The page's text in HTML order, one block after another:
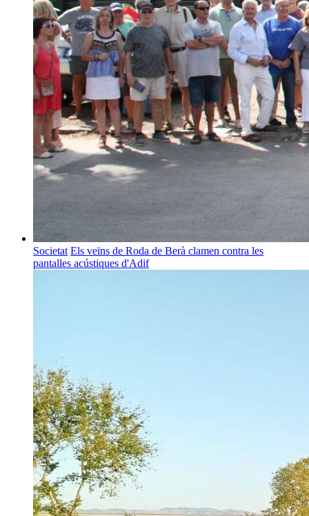
Societat Els veïns de Roda de Berà clamen contra les
pantalles acústiques d'Adif